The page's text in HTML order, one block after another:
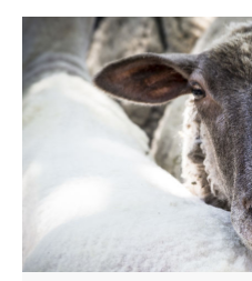
Présentation du cheptel,
lavande et balades avec
avec Le Skafoutch'